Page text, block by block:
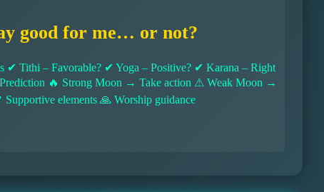
good for me… or not?
✔ Tithi – Favorable? ✔ Yoga – Positive? ✔ Karana – Right
🔥 Strong Moon → Take action ⚠ Weak Moon →
elements 🙏 Worship guidance